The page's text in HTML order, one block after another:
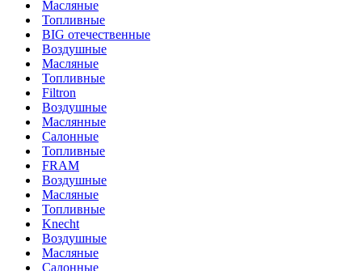
Масляные
Топливные
BIG отечественные
Воздушные
Масляные
Топливные
Filtron
Воздушные
Маслянные
Салонные
Топливные
FRAM
Воздушные
Масляные
Топливные
Knecht
Воздушные
Масляные
Салонные